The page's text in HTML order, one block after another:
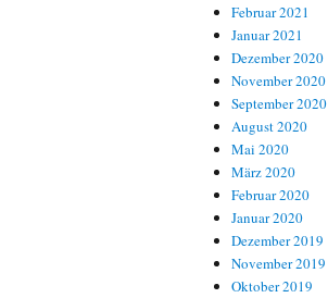
Februar 2021
Januar 2021
Dezember 2020
November 2020
September 2020
August 2020
Mai 2020
März 2020
Februar 2020
Januar 2020
Dezember 2019
November 2019
Oktober 2019